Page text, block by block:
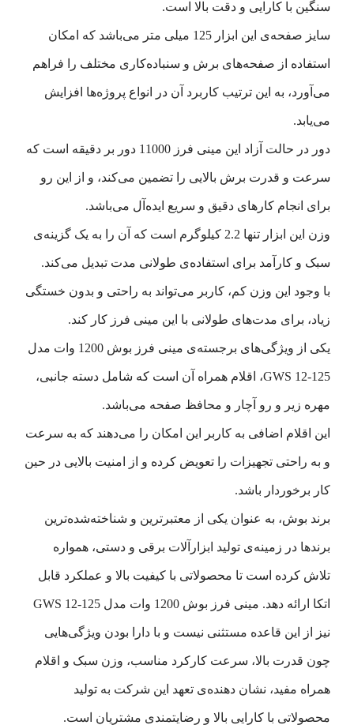
سنگین با کارایی و دقت بالا است.
سایز صفحه‌ی این ابزار 125 میلی متر می‌باشد که امکان
استفاده از صفحه‌های برش و سنباده‌کاری مختلف را فراهم
می‌آورد، به این ترتیب کاربرد آن در انواع پروژه‌ها افزایش
می‌یابد.
دور در حالت آزاد این مینی فرز 11000 دور بر دقیقه است که
سرعت و قدرت برش بالایی را تضمین می‌کند، و از این رو
برای انجام کارهای دقیق و سریع ایده‌آل می‌باشد.
وزن این ابزار تنها 2.2 کیلوگرم است که آن را به یک گزینه‌ی
سبک و کارآمد برای استفاده‌ی طولانی مدت تبدیل می‌کند.
با وجود این وزن کم، کاربر می‌تواند به راحتی و بدون خستگی
زیاد، برای مدت‌های طولانی با این مینی فرز کار کند.
یکی از ویژگی‌های برجسته‌ی مینی فرز بوش 1200 وات مدل
GWS 12-125، اقلام همراه آن است که شامل دسته جانبی،
مهره زیر و رو آچار و محافظ صفحه می‌باشد.
این اقلام اضافی به کاربر این امکان را می‌دهند که به سرعت
و به راحتی تجهیزات را تعویض کرده و از امنیت بالایی در حین
کار برخوردار باشد.
برند بوش، به عنوان یکی از معتبرترین و شناخته‌شده‌ترین
برندها در زمینه‌ی تولید ابزارآلات برقی و دستی، همواره
تلاش کرده است تا محصولاتی با کیفیت بالا و عملکرد قابل
اتکا ارائه دهد. مینی فرز بوش 1200 وات مدل GWS 12-125
نیز از این قاعده مستثنی نیست و با دارا بودن ویژگی‌هایی
چون قدرت بالا، سرعت کارکرد مناسب، وزن سبک و اقلام
همراه مفید، نشان دهنده‌ی تعهد این شرکت به تولید
محصولاتی با کارایی بالا و رضایتمندی مشتریان است.